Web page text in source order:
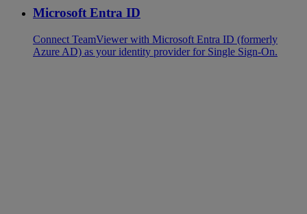
Microsoft Entra ID
Connect TeamViewer with Microsoft Entra ID (formerly
Azure AD) as your identity provider for Single Sign-On.